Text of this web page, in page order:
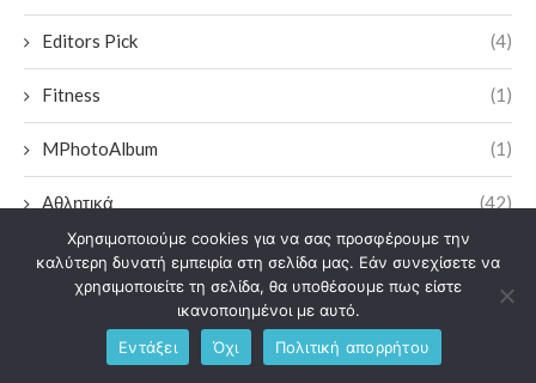
Editors Pick (4)
Fitness (1)
MPhotoAlbum (1)
Αθλητικά (42)
Αξιοθέατα (2)
Διασκεδαση & Εκδηλωσεις (268)
Επικαιρότητα
Χρησιμοποιούμε cookies για να σας προσφέρουμε την
καλύτερη δυνατή εμπειρία στη σελίδα μας. Εάν συνεχίσετε να
χρησιμοποιείτε τη σελίδα, θα υποθέσουμε πως είστε
ικανοποιημένοι με αυτό.
Εντάξει
Όχι Πολιτική απορρήτου